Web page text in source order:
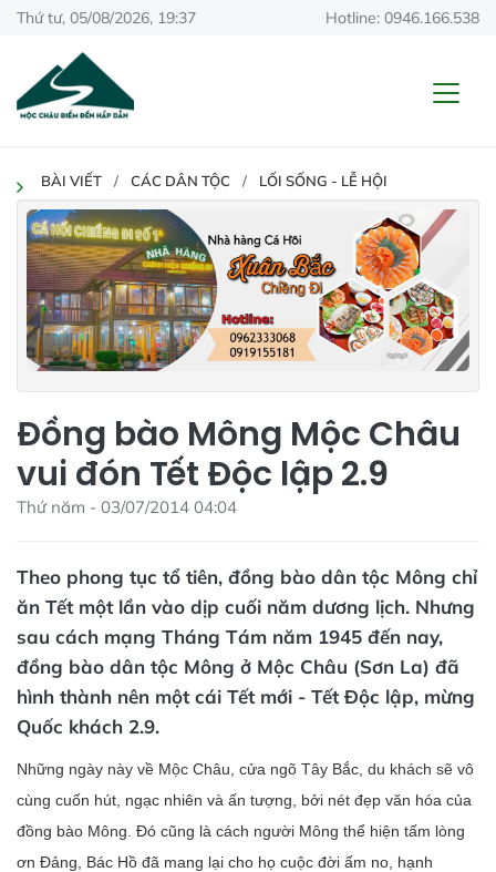
Thứ tư, 05/08/2026, 19:37 Hotline: 0946.166.538
BÀI VIẾT CÁC DÂN TỘC LỐI SỐNG - LỄ HỘI
Đồng bào Mông Mộc Châu
vui đón Tết Độc lập 2.9
Thứ năm - 03/07/2014 04:04
Theo phong tục tổ tiên, đồng bào dân tộc Mông chỉ
ăn Tết một lần vào dịp cuối năm dương lịch. Nhưng
sau cách mạng Tháng Tám năm 1945 đến nay,
đồng bào dân tộc Mông ở Mộc Châu (Sơn La) đã
hình thành nên một cái Tết mới - Tết Độc lập, mừng
Quốc khách 2.9.
Những ngày này về Mộc Châu, cửa ngõ Tây Bắc, du khách sẽ vô
cùng cuốn hút, ngạc nhiên và ấn tượng, bởi nét đẹp văn hóa của
đồng bào Mông. Đó cũng là cách người Mông thể hiện tấm lòng
ơn Đảng, Bác Hồ đã mang lại cho họ cuộc đời ấm no, hạnh